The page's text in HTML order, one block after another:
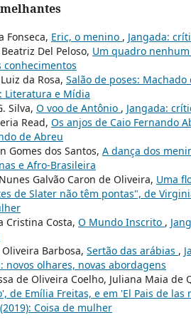
Fonseca, Eric, o menino , Jangada:
Del Peloso, Um quadro nenhum
conhecimentos
da Rosa, Salão de poses: Machado
Literatura e Mídia
Silva, O voo de Antônio , Jangada:
Read, Os anjos de Caio Fernando
de Abreu
Gomes dos Santos, A dança dos
e Afro-Brasileira
Galvão Caron de Oliveira, Uma
de Slater não têm pontas", de
Cristina Costa, O Mundo Inscrito ,
Oliveira Barbosa, Sertão das arábias ,
novos olhares, novas abordagens
de Oliveira Coelho, Juliana Maia de
de Emília Freitas, e em 'El Pais de las
Coisa de mulher